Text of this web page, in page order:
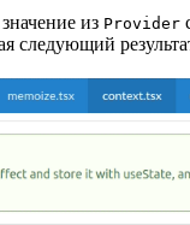
из Provider
следующий